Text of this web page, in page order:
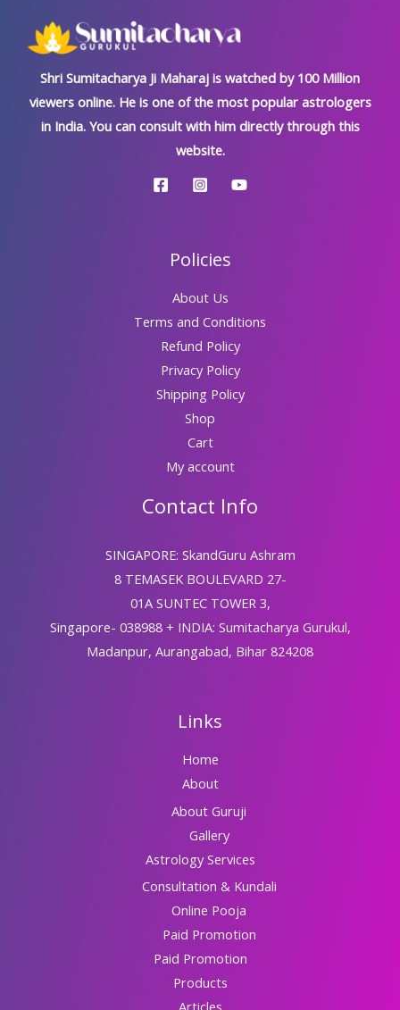
विधवा
होती
स्त्री?
जानें
Shri Sumitacharya Ji Maharaj is watched by 100 Million
viewers online. He is one of the most popular astrologers
in India. You can consult with him directly through this
website.
Policies
About Us
Terms and Conditions
Refund Policy
Privacy Policy
Shipping Policy
Shop
Cart
My account
Contact Info
SINGAPORE: SkandGuru Ashram
8 TEMASEK BOULEVARD 27-
01A SUNTEC TOWER 3,
Singapore- 038988 + INDIA: Sumitacharya Gurukul,
Madanpur, Aurangabad, Bihar 824208
Links
Home
About
About Guruji
Gallery
Astrology Services
Consultation & Kundali
Online Pooja
Paid Promotion
Paid Promotion
Products